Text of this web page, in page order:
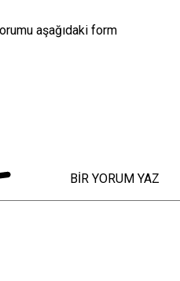
aşağıdaki form
BİR YORUM YAZ